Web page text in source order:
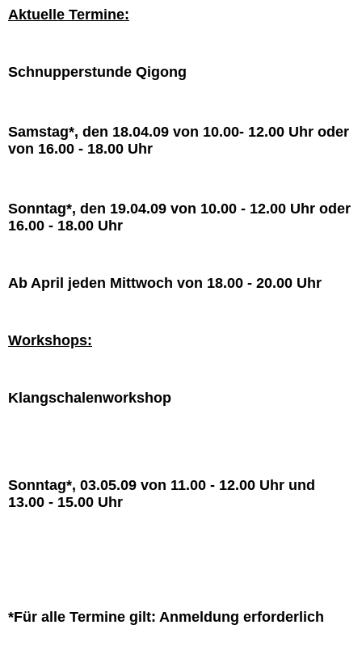
Aktuelle Termine:
Schnupperstunde Qigong
Samstag*, den 18.04.09 von 10.00- 12.00 Uhr oder
von 16.00 - 18.00 Uhr
Sonntag*, den 19.04.09 von 10.00 - 12.00 Uhr oder
16.00 - 18.00 Uhr
Ab April jeden Mittwoch von 18.00 - 20.00 Uhr
Workshops:
Klangschalenworkshop
Sonntag*, 03.05.09 von 11.00 - 12.00 Uhr und
13.00 - 15.00 Uhr
*Für alle Termine gilt: Anmeldung erforderlich